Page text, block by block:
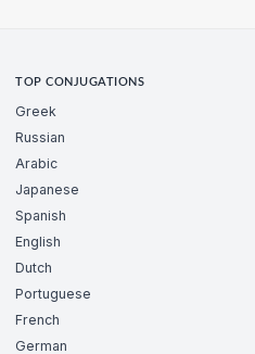
TOP CONJUGATIONS
Greek
Russian
Arabic
Japanese
Spanish
English
Dutch
Portuguese
French
German